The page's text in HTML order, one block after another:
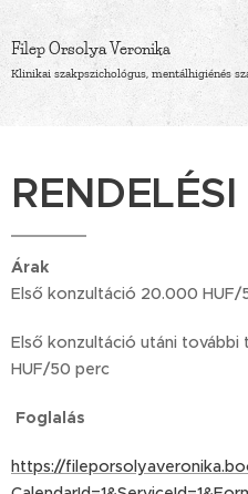
FilepOrsolyaVeronika
Klinikai szakpszichológus, mentálhigiénés
Árak
Első konzultáció 20.000 HUF/
Első konzultáció utáni további
HUF/50 perc
Foglalás
https://